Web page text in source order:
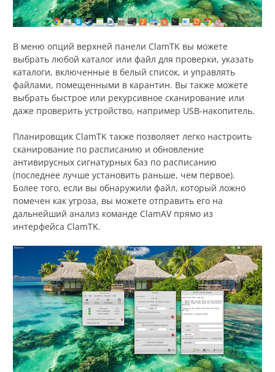
В меню опций верхней панели ClamTK вы можете
выбрать любой каталог или файл для проверки, указать
каталоги, включенные в белый список, и управлять
файлами, помещенными в карантин. Вы также можете
выбрать быстрое или рекурсивное сканирование или
даже проверить устройство, например USB-накопитель.
Планировщик ClamTK также позволяет легко настроить
сканирование по расписанию и обновление
антивирусных сигнатурных баз по расписанию
(последнее лучше установить раньше, чем первое).
Более того, если вы обнаружили файл, который ложно
помечен как угроза, вы можете отправить его на
дальнейший анализ команде ClamAV прямо из
интерфейса ClamTK.